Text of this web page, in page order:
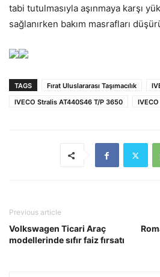
tabi tutulmasıyla aşınmaya karşı
sağlanırken bakım masrafları
TAGS Fırat Uluslararası Taşımacılık
IVECO Stralis AT440S46 T/P 3650
Previous article
Volkswagen Ticari Araç
modellerinde sıfır faiz fırsatı